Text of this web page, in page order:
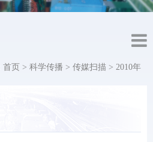
首页 > 科学传播 > 传媒扫描 > 2010年